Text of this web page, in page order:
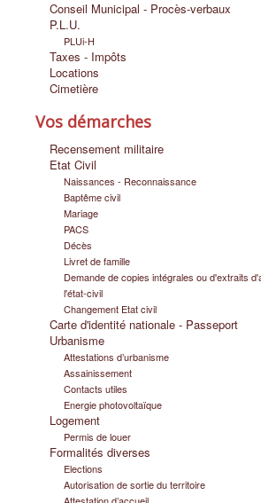
Conseil Municipal - Procès-verbaux
P.L.U.
PLUi-H
Taxes - Impôts
Locations
Cimetière
Vos démarches
Recensement militaire
Etat Civil
Naissances - Reconnaissance
Baptême civil
Mariage
PACS
Décès
Livret de famille
Demande de copies intégrales ou d'extraits
l'état-civil
Changement Etat civil
Carte d'identité nationale - Passeport
Urbanisme
Attestations d’urbanisme
Assainissement
Contacts utiles
Energie photovoltaïque
Logement
Permis de louer
Formalités diverses
Elections
Autorisation de sortie du territoire